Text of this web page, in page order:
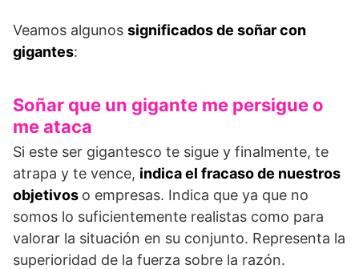
Veamos algunos significados de soñar con
gigantes:
Soñar que un gigante me persigue o
me ataca
Si este ser gigantesco te sigue y finalmente, te
atrapa y te vence, indica el fracaso de nuestros
objetivos o empresas. Indica que ya que no
somos lo suficientemente realistas como para
valorar la situación en su conjunto. Representa la
superioridad de la fuerza sobre la razón.